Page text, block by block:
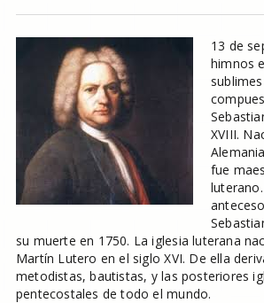
13 de
himnos
XVIII.
fue
su muerte en 1750. La iglesia luterana
Martín Lutero en el siglo XVI. De ella
metodistas, bautistas, y las posteriores
pentecostales de todo el mundo.